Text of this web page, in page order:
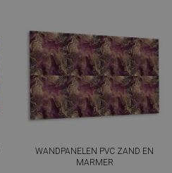
WANDPANELEN PVC ZAND EN
MARMER